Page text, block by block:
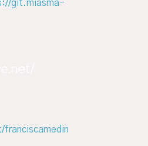
git.miasma-